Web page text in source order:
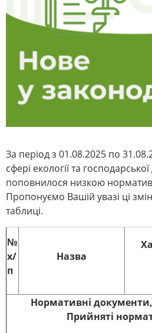
За період з 01.08.2025 по
сфері екології та господарської
поповнилося низкою
Пропонуємо Вашій увазі ці
таблиці.
№
х/
п
Назва
Нормативні
Прийняті